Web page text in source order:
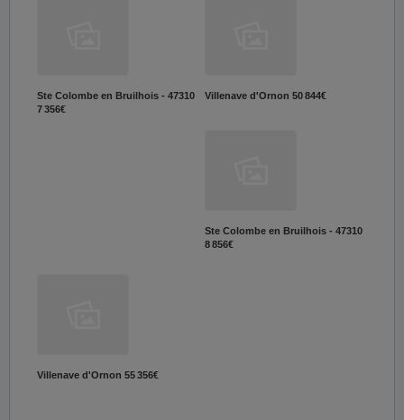
Ste Colombe en Bruilhois - 47310
7 356€
Villenave d'Ornon 50 844€
Ste Colombe en Bruilhois - 47310
8 856€
Villenave d'Ornon 55 356€